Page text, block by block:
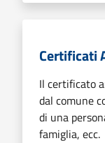
Certificati
Il certificato
dal comune
di una
famiglia, ecc.